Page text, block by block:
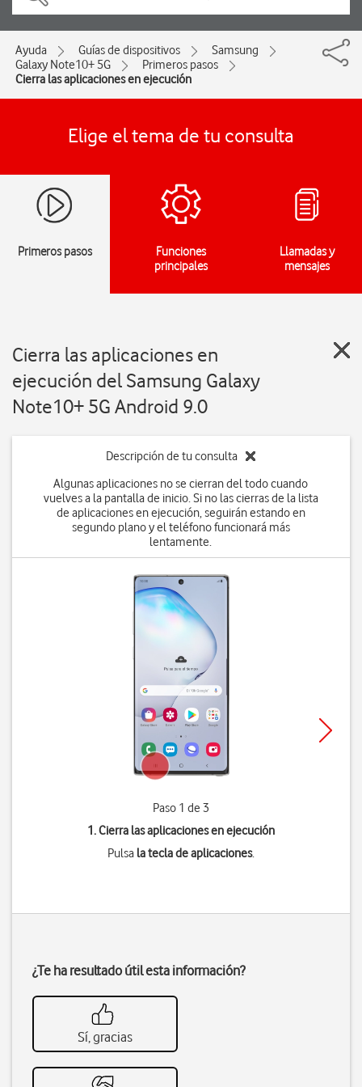
Ayuda Guías de dispositivos
Samsung
Galaxy Note10+ 5G
Primeros pasos
Cierra las aplicaciones en ejecución
Elige el tema de tu consulta
Primeros pasos
Funciones
principales
Llamadas y
mensajes
Cierra las aplicaciones en
ejecución del Samsung Galaxy
Note10+ 5G Android 9.0
Descripción de tu consulta
Algunas aplicaciones no se cierran del todo cuando
vuelves a la pantalla de inicio. Si no las cierras de la lista
de aplicaciones en ejecución, seguirán estando en
segundo plano y el teléfono funcionará más
lentamente.
Paso 1 de 3
1. Cierra las aplicaciones en ejecución
Pulsa la tecla de aplicaciones.
¿Te ha resultado útil esta información?
Sí, gracias